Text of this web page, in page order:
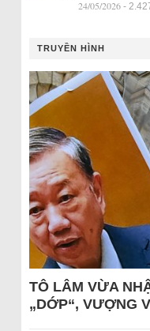
24/05/2026 -
TRUYỀN HÌNH
TÔ LÂM VỪA
„DỚP“, VƯỢNG